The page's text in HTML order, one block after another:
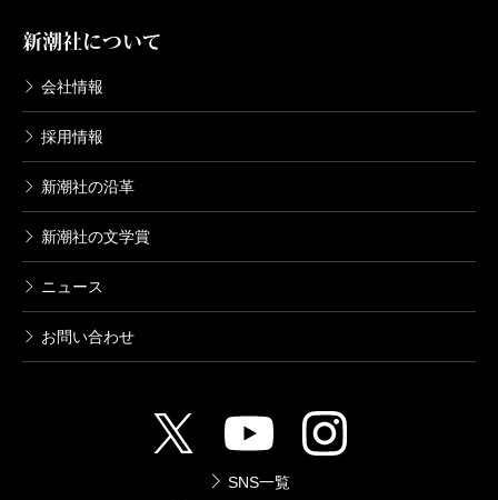
新潮社について
会社情報
採用情報
新潮社の沿革
新潮社の文学賞
ニュース
お問い合わせ
SNS一覧